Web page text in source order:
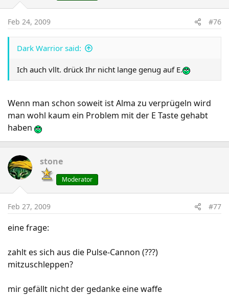
Feb 24, 2009 #76
Dark Warrior said:
Ich auch vllt. drück Ihr nicht lange genug auf E.
Wenn man schon soweit ist Alma zu verprügeln wird
man wohl kaum ein Problem mit der E Taste gehabt
haben
stone
Moderator
Feb 27, 2009 #77
eine frage:
zahlt es sich aus die Pulse-Cannon (???)
mitzuschleppen?
mir gefällt nicht der gedanke eine waffe